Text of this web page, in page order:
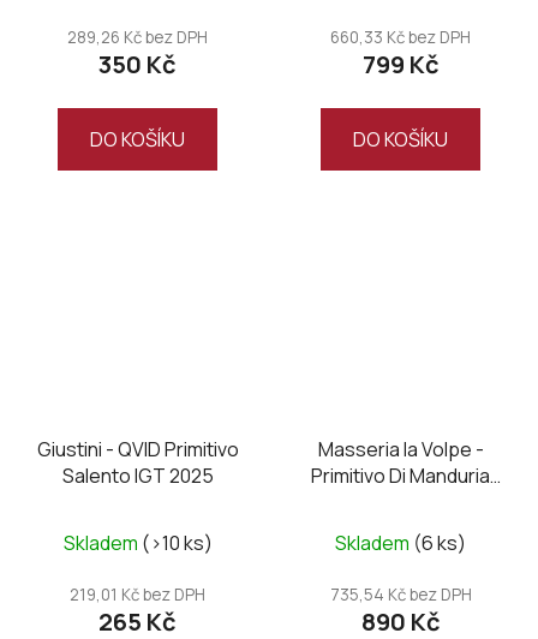
289,26 Kč bez DPH
350 Kč
DO KOŠÍKU
660,33 Kč bez DPH
799 Kč
DO KOŠÍKU
Giustini - QVID Primitivo
Salento IGT 2025
Skladem (>10 ks)
219,01 Kč bez DPH
265 Kč
Masseria la Volpe -
Primitivo Di Manduria
Magnum wooden box
Skladem (6 ks)
735,54 Kč bez DPH
890 Kč